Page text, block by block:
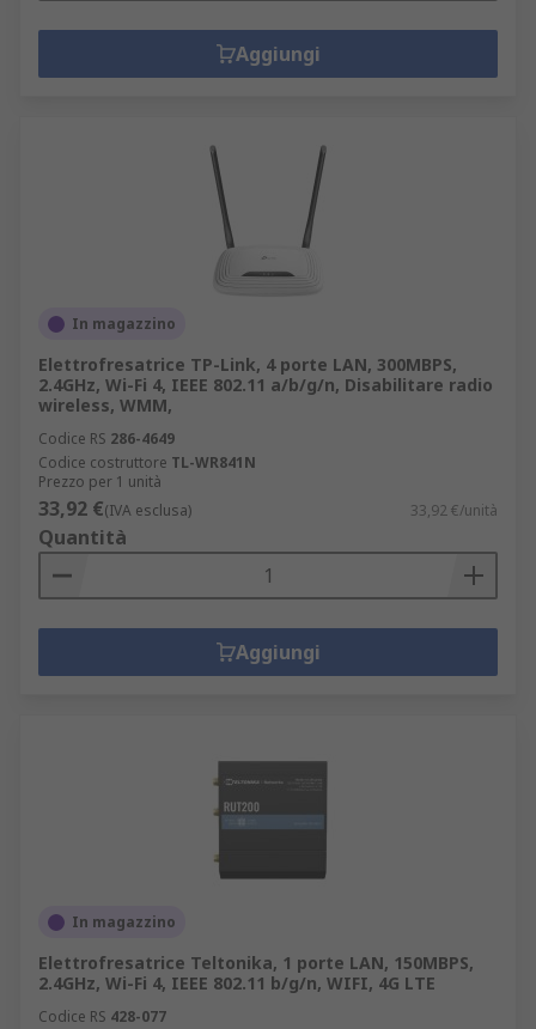
Aggiungi
In magazzino
Elettrofresatrice TP-Link, 4 porte LAN, 300MBPS,
2.4GHz, Wi-Fi 4, IEEE 802.11 a/b/g/n, Disabilitare radio
wireless, WMM,
Codice RS 286-4649
Codice costruttore TL-WR841N
Prezzo per 1 unità
33,92 €(IVA esclusa) 33,92 €/unità
Quantità
Aggiungi
In magazzino
Elettrofresatrice Teltonika, 1 porte LAN, 150MBPS,
2.4GHz, Wi-Fi 4, IEEE 802.11 b/g/n, WIFI, 4G LTE
Codice RS 428-077